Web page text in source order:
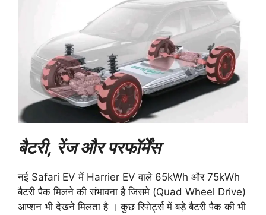
बैटरी, रेंज और परफॉर्मेंस
नई Safari EV में Harrier EV वाले 65kWh और 75kWh
बैटरी पैक मिलने की संभावना है जिसमे (Quad Wheel Drive)
आप्शन भी देखने मिलता है । कुछ रिपोर्ट्स में बड़े बैटरी पैक की भी